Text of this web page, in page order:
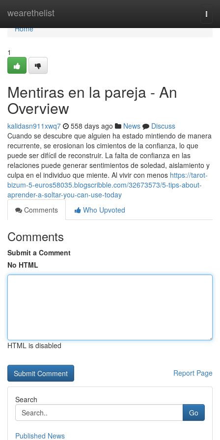
wearethelist
Home
Home
1
Mentiras en la pareja - An
Overview
kalidasn911xwq7 558 days ago News
Discuss
Cuando se descubre que alguien ha estado mintiendo de manera
recurrente, se erosionan los cimientos de la confianza, lo que
puede ser difícil de reconstruir. La falta de confianza en las
relaciones puede generar sentimientos de soledad, aislamiento y
culpa en el individuo que miente. Al vivir con menos https://tarot-
bizum-5-euros58035.blogscribble.com/32673573/5-tips-about-
aprender-a-soltar-you-can-use-today
Comments
Who Upvoted
Comments
Submit a Comment
No HTML
HTML is disabled
Report Page
Search
Go
Published News